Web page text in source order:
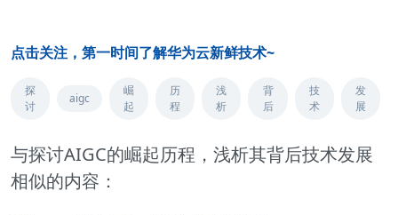
点击关注，第一时间了解华为云新鲜技术~
探
讨
aigc
崛
起
历
程
浅
析
背
后
技
术
发
展
与探讨AIGC的崛起历程，浅析其背后技术发展
相似的内容：